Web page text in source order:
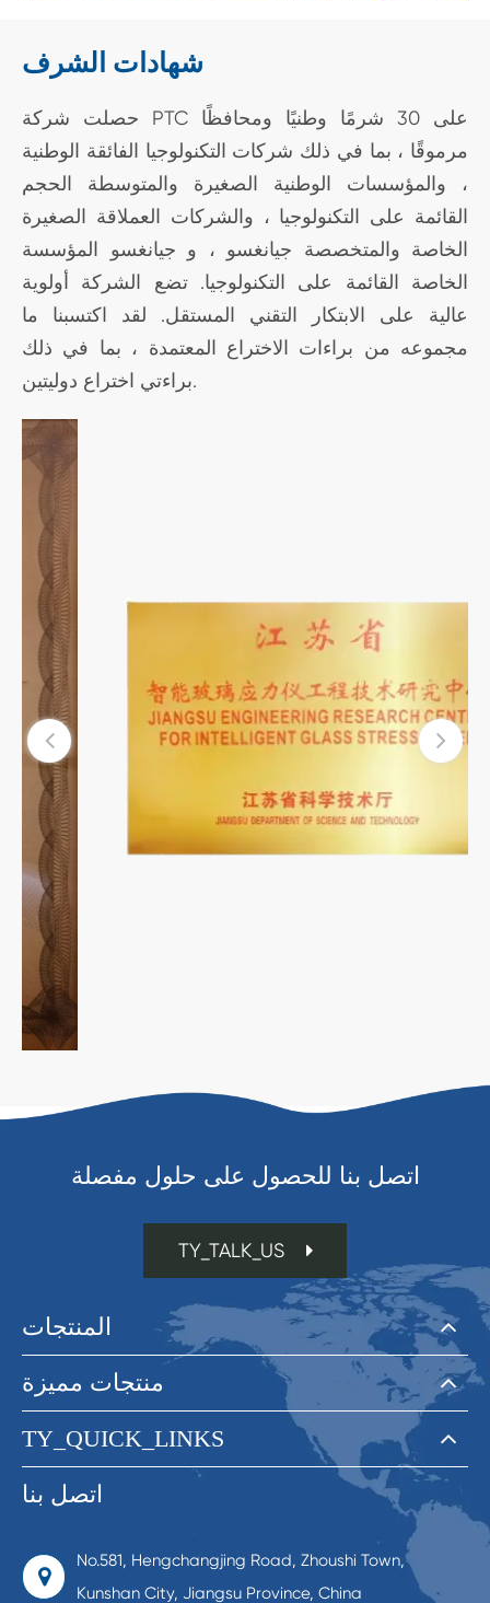
شهادات الشرف
حصلت شركة PTC على 30 شرمًا وطنيًا ومحافظًا
مرموقًا ، بما في ذلك شركات التكنولوجيا الفائقة الوطنية
، والمؤسسات الوطنية الصغيرة والمتوسطة الحجم
القائمة على التكنولوجيا ، والشركات العملاقة الصغيرة
الخاصة والمتخصصة جيانغسو ، و جيانغسو المؤسسة
الخاصة القائمة على التكنولوجيا. تضع الشركة أولوية
عالية على الابتكار التقني المستقل. لقد اكتسبنا ما
مجموعه من براءات الاختراع المعتمدة ، بما في ذلك
براءتي اختراع دوليتين.
اتصل بنا للحصول على حلول مفصلة
TY_TALK_US
المنتجات
منتجات مميزة
TY_QUICK_LINKS
اتصل بنا
No.581, Hengchangjing Road, Zhoushi Town,
Kunshan City, Jiangsu Province, China